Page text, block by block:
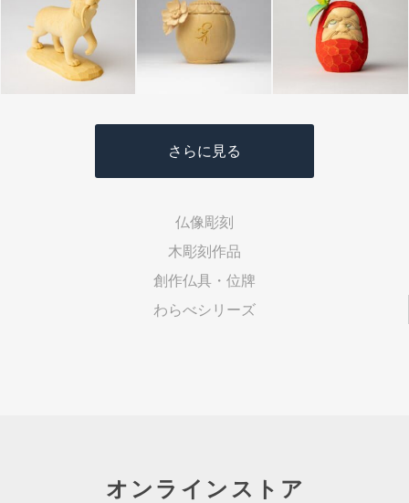
さらに見る
仏像彫刻
木彫刻作品
創作仏具・位牌
わらべシリーズ
オンラインストア